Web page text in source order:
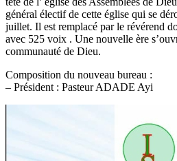
général électif de cette église qui se
juillet. Il est remplacé par le révérend
avec 525 voix . Une nouvelle ère
communauté de Dieu.
Composition du nouveau bureau :
– Président : Pasteur ADADE Ayi